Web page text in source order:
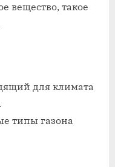
вещество, такое
для климата
типы газона